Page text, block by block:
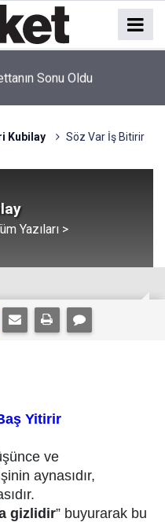
Sonu Oldu
Kubilay Söz Var İş Bitirir
Yazıları >
Yitirir
ve
aynasıdır,
gizlidir” buyurarak bu